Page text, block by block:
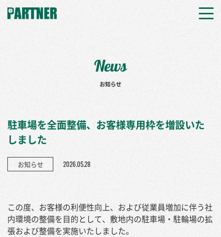
News
お知らせ
駐車場を全面整備、お客様専用枠を増設いた
しました
お知らせ 2026.05.28
この度、お客様の利便性向上、および従業員増加に伴う社
内環境の整備を目的として、敷地内の駐車場・駐輪場の拡
張および整備を実施いたしました。